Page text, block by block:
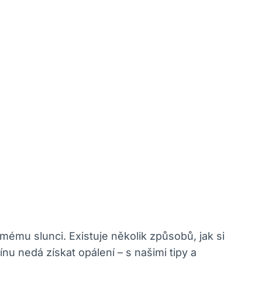
slunci. Existuje několik způsobů, jak si
nedá získat opálení – s našimi tipy a